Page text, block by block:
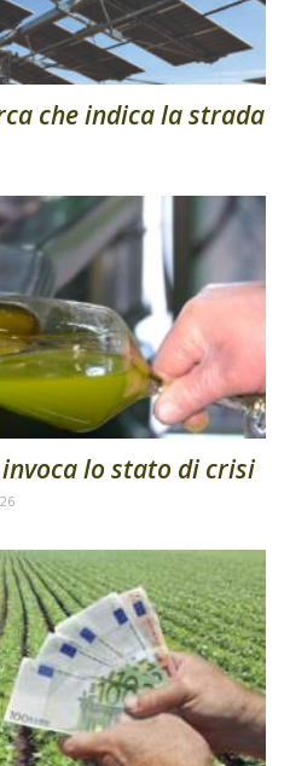
che indica la strada
lo stato di crisi